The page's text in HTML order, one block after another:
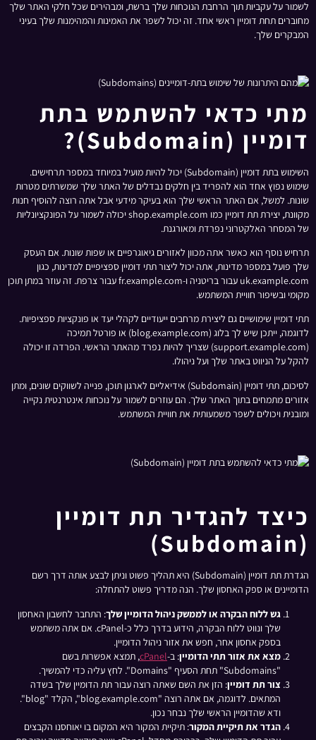
לשמור על עקביות תוך הרחבת הנוכחות שלך ברשת, ומבהירים שכל חלקי האתר שלך
מחוברים תחת דומיין ראשי אחד. זה יכול לשפר את האמינות והמהימנות שלך בעיני
המבקרים שלך.
מתי כדאי להשתמש בתת
דומיין (Subdomain)?
השימוש בתת דומיין (Subdomain) יכול להיות מועיל במיוחד במספר תרחישים.
שימוש נפוץ אחד הוא להפריד בין חלקים נבדלים של האתר שלך שמשרתים מטרות
שונות. למשל, אם האתר הראשי שלך הוא בעיקר מידעי אבל אתה רוצה להוסיף חנות
מקוונת, יצירת תת דומיין כמו shop.example.com יכולה לשמור על הפונקציונליות
של המסחר האלקטרוני נפרדת ומאורגנת.
תרחיש נוסף הוא כאשר אתה מכוון לאזורים גיאוגרפיים או שפות שונות. אם העסק
שלך פועל במספר מדינות, אתה יכול ליצור תתי דומיין ספציפיים למדינות, כגון
uk.example.com עבור בריטניה ו-fr.example.com עבור צרפת. זה עוזר במתן תוכן
מקומי ובשיפור חוויית המשתמש.
תתי דומיין שימושיים גם ליצירת מרחבים ייעודיים לקהלי יעד או פונקציות ספציפיות.
לדוגמה, ייתכן שיש לך בלוג (blog.example.com) או פורטל תמיכה
(support.example.com) שצריך להיות נפרד מהאתר הראשי. הפרדה זו יכולה
להקל על הניווט באתר שלך ועל ניהולו.
לסיכום, תתי דומיין (Subdomain) אידיאליים לארגון תוכן, פנייה לשווקים שונים, ומתן
אזורים מתמחים בתוך האתר שלך. הם עוזרים לשמור על נוכחות אינטרנטית נקייה
ומובנית ויכולים לשפר משמעותית את חוויית המשתמש.
כיצד להגדיר תת דומיין
(Subdomain)
הגדרת תת דומיין (Subdomain) היא תהליך פשוט וניתן לבצע אותה דרך רשם
הדומיינים או ספק האחסון שלך. הנה מדריך פשוט להתחלה:
גש ללוח הבקרה או לממשק ניהול הדומיין שלך: התחבר לחשבון האחסון
שלך ונווט ללוח הבקרה, הידוע בדרך כלל כ-cPanel. אם אתה משתמש
בספק אחסון אחר, חפש את אזור ניהול הדומיין.
מצא את אזור תתי הדומיין: ב-cPanel, תמצא אפשרות בשם
"Subdomains" תחת הסעיף "Domains". לחץ עליה כדי להמשיך.
צור תת דומיין: הזן את השם שאתה רוצה עבור תת הדומיין שלך בשדה
המתאים. לדוגמה, אם אתה רוצה "blog.example.com", הקלד "blog".
ודא שהדומיין הראשי שלך נבחר נכון.
הגדר את תיקיית המקור: תיקיית המקור היא המקום בו יאוחסנו הקבצים